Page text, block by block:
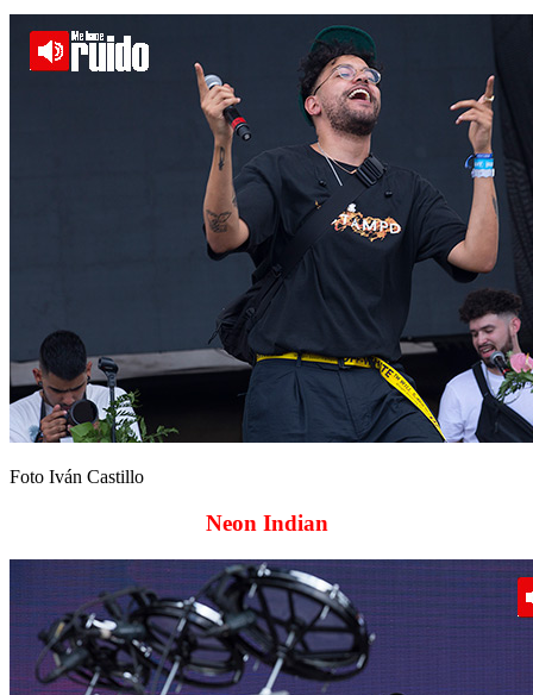
Foto Iván Castillo
Neon Indian